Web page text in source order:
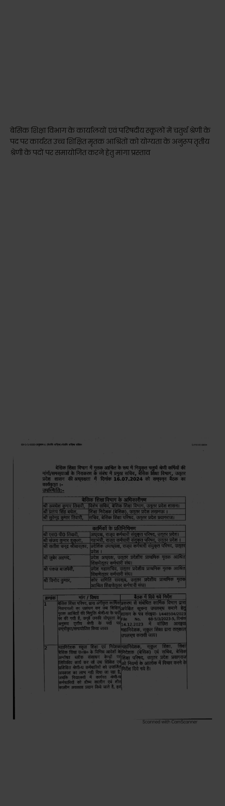
बेसिक शिक्षा विभाग के कार्यालयों एवं परिषदीय स्कूलों में चतुर्थ श्रेणी के
पद पर कार्यरत उच्च शिक्षित मृतक आश्रितों को योग्यता के अनुरूप तृतीय
श्रेणी के पदों पर समायोजित करने हेतु मांगा प्रस्ताव